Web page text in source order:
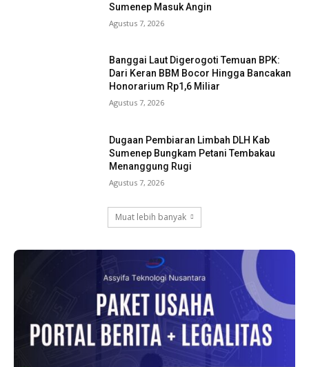
Sumenep Masuk Angin
Agustus 7, 2026
Banggai Laut Digerogoti Temuan BPK:
Dari Keran BBM Bocor Hingga Bancakan
Honorarium Rp1,6 Miliar
Agustus 7, 2026
Dugaan Pembiaran Limbah DLH Kab
Sumenep Bungkam Petani Tembakau
Menanggung Rugi
Agustus 7, 2026
Muat lebih banyak